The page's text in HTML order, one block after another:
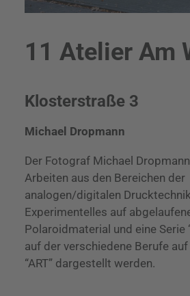
11 Atelier Am
Klosterstraße 3
Michael Dropmann
Der Fotograf Michael
Arbeiten aus den Bereichen der
analogen/digitalen
Experimentelles auf
Polaroidmaterial und eine Serie
auf der verschiedene Berufe
“ART” dargestellt werden.